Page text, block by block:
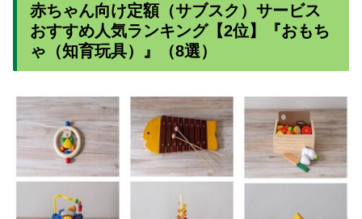
赤ちゃん向け定額（サブスク）サービス
おすすめ人気ランキング【2位】『おもち
ゃ（知育玩具）』（8選）